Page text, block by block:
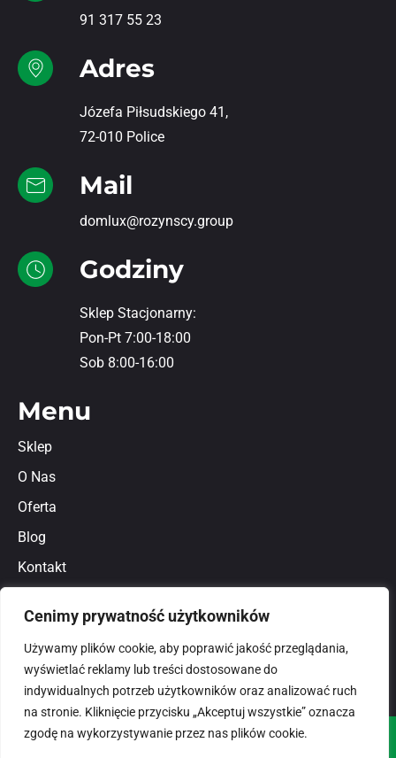
Cenimy prywatność użytkowników
Używamy plików cookie, aby poprawić jakość przeglądania,
wyświetlać reklamy lub treści dostosowane do
indywidualnych potrzeb użytkowników oraz analizować ruch
na stronie. Kliknięcie przycisku „Akceptuj wszystkie” oznacza
zgodę na wykorzystywanie przez nas plików cookie.
91 317 55 23
Adres
Józefa Piłsudskiego 41,
72-010 Police
Mail
domlux@rozynscy.group
Godziny
Sklep Stacjonarny:
Pon-Pt 7:00-18:00
Sob 8:00-16:00
Menu
Sklep
O Nas
Oferta
Blog
Kontakt
Polityka prywatności